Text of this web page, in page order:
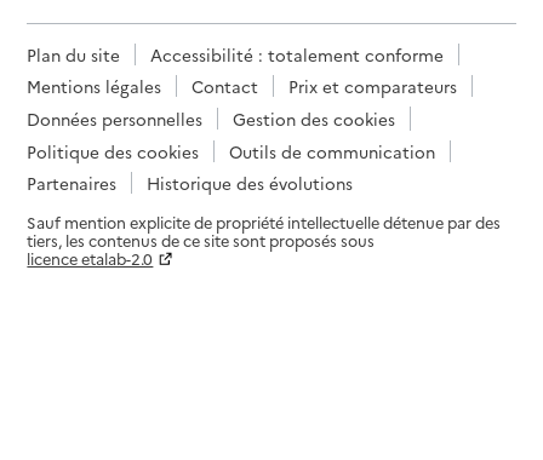
Plan du site
Accessibilité : totalement conforme
Mentions légales
Contact
Prix et comparateurs
Données personnelles
Gestion des cookies
Politique des cookies
Outils de communication
Partenaires
Historique des évolutions
Sauf mention explicite de propriété intellectuelle détenue par des
tiers, les contenus de ce site sont proposés sous
licence etalab-2.0